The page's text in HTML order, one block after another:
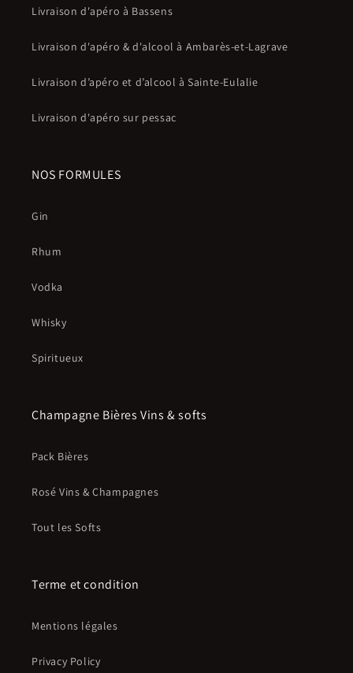
Livraison d'apéro à Bassens
Livraison d'apéro & d'alcool à Ambarès-et-Lagrave
Livraison d’apéro et d’alcool à Sainte-Eulalie
Livraison d'apéro sur pessac
NOS FORMULES
Gin
Rhum
Vodka
Whisky
Spiritueux
Champagne Bières Vins & softs
Pack Bières
Rosé Vins & Champagnes
Tout les Softs
Terme et condition
Mentions légales
Privacy Policy